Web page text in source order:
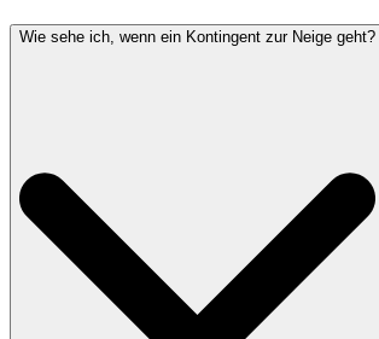
Wie sehe ich, wenn ein Kontingent zur Neige geht?